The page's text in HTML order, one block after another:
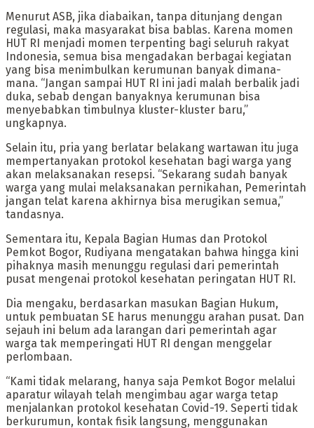
Menurut ASB, jika diabaikan, tanpa ditunjang dengan
regulasi, maka masyarakat bisa bablas. Karena momen
HUT RI menjadi momen terpenting bagi seluruh rakyat
Indonesia, semua bisa mengadakan berbagai kegiatan
yang bisa menimbulkan kerumunan banyak dimana-
mana. “Jangan sampai HUT RI ini jadi malah berbalik jadi
duka, sebab dengan banyaknya kerumunan bisa
menyebabkan timbulnya kluster-kluster baru,”
ungkapnya.
Selain itu, pria yang berlatar belakang wartawan itu juga
mempertanyakan protokol kesehatan bagi warga yang
akan melaksanakan resepsi. “Sekarang sudah banyak
warga yang mulai melaksanakan pernikahan, Pemerintah
jangan telat karena akhirnya bisa merugikan semua,”
tandasnya.
Sementara itu, Kepala Bagian Humas dan Protokol
Pemkot Bogor, Rudiyana mengatakan bahwa hingga kini
pihaknya masih menunggu regulasi dari pemerintah
pusat mengenai protokol kesehatan peringatan HUT RI.
Dia mengaku, berdasarkan masukan Bagian Hukum,
untuk pembuatan SE harus menunggu arahan pusat. Dan
sejauh ini belum ada larangan dari pemerintah agar
warga tak memperingati HUT RI dengan menggelar
perlombaan.
“Kami tidak melarang, hanya saja Pemkot Bogor melalui
aparatur wilayah telah mengimbau agar warga tetap
menjalankan protokol kesehatan Covid-19. Seperti tidak
berkurumun, kontak fisik langsung, menggunakan